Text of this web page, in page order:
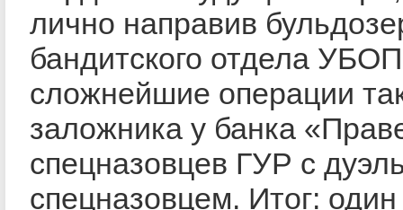
лично направив
бандитского отдела
сложнейшие операции
заложника у банка
спецназовцев ГУР с
спецназовцем. Итог: